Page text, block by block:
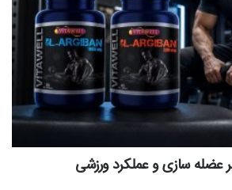
عضله سازی و عملکرد ورزشی